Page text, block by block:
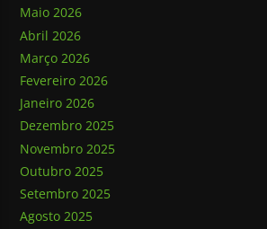
Maio 2026
Abril 2026
Março 2026
Fevereiro 2026
Janeiro 2026
Dezembro 2025
Novembro 2025
Outubro 2025
Setembro 2025
Agosto 2025